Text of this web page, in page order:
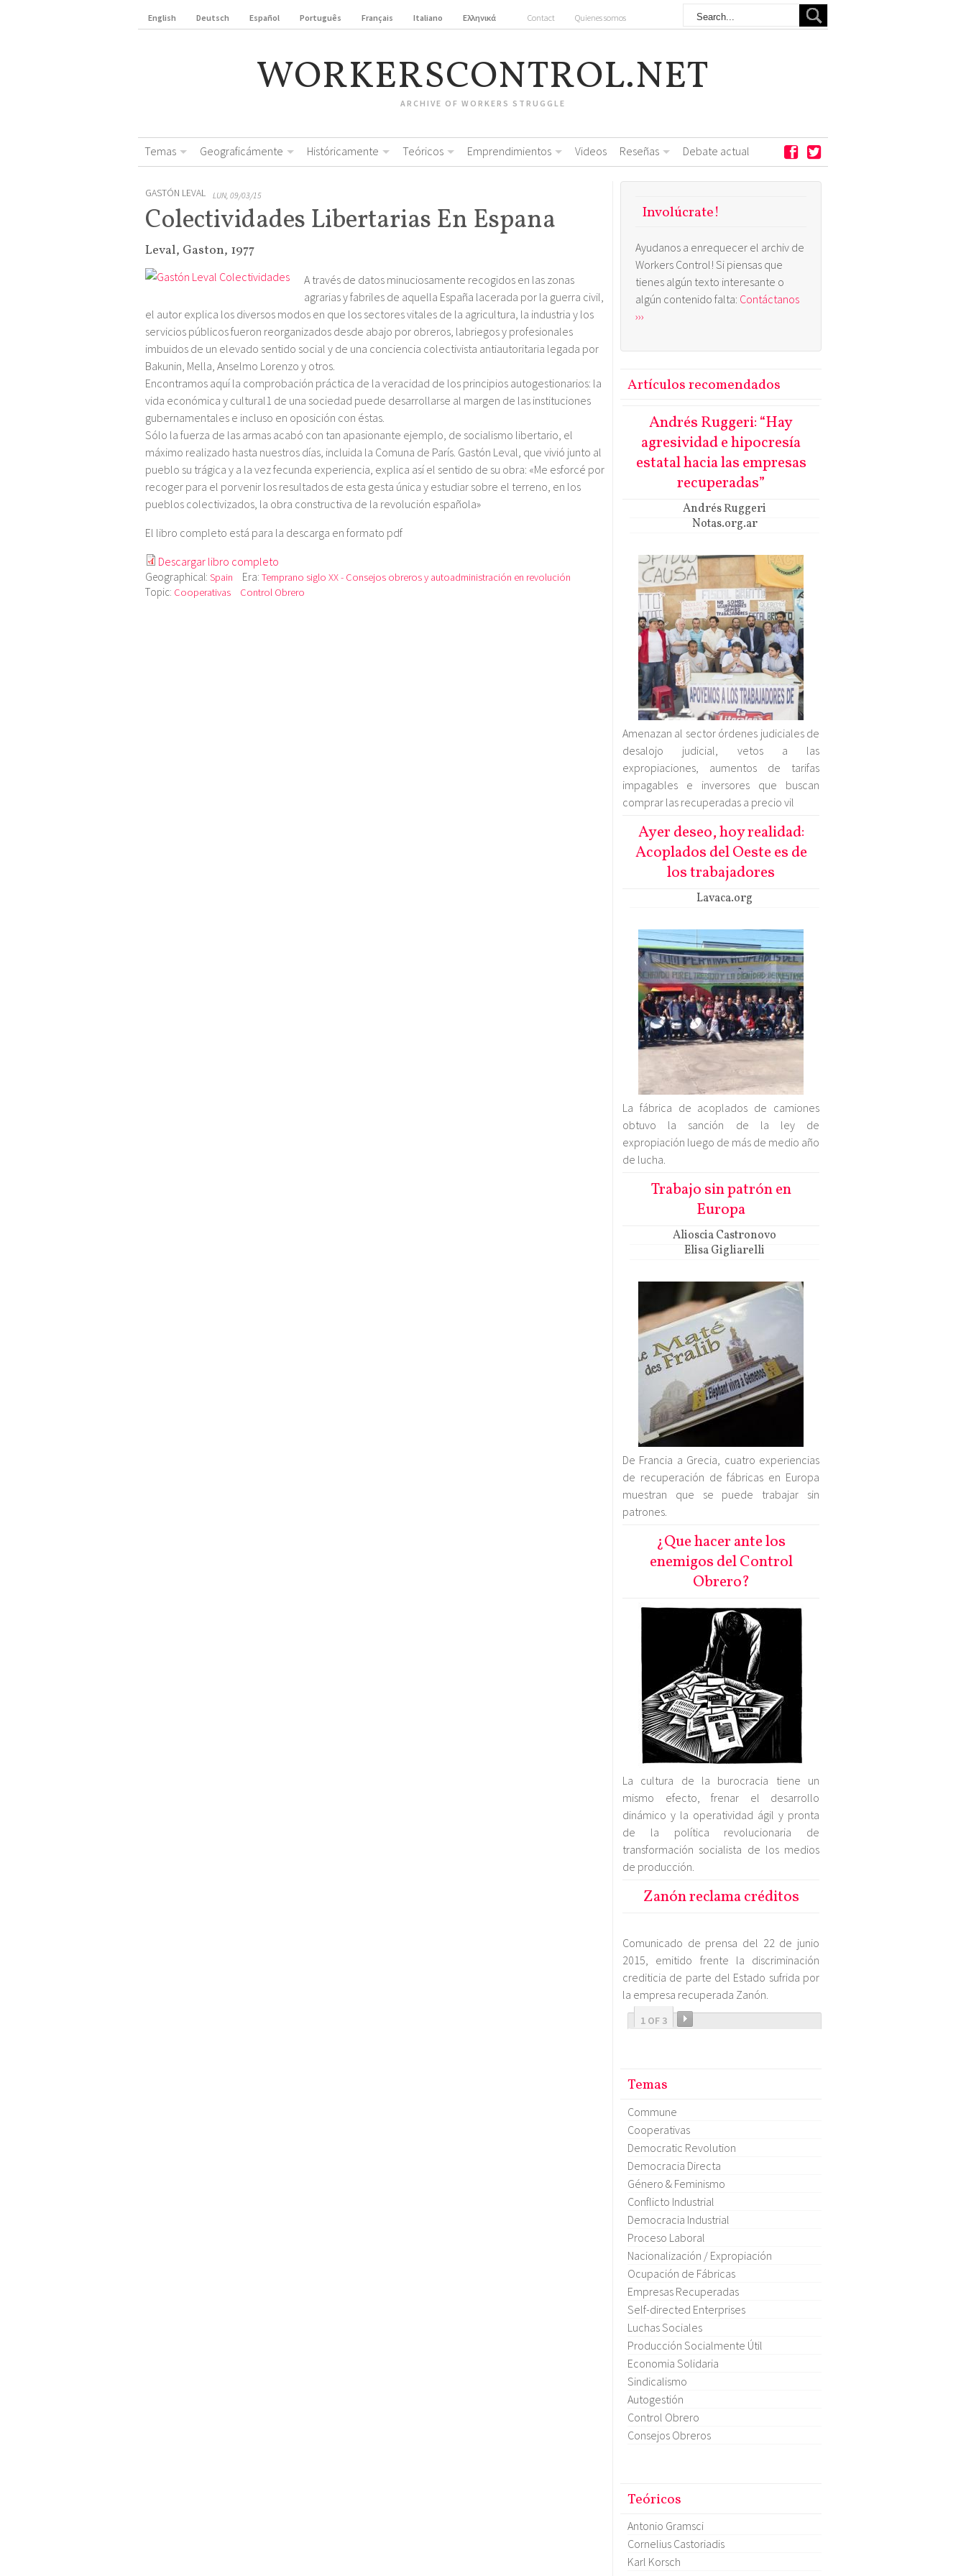
English Deutsch Español Português Français Italiano Ελληνικά Contact Quienes somos
WORKERSCONTROL.NET
ARCHIVE OF WORKERS STRUGGLE
Temas Geograficámente Históricamente Teóricos Emprendimientos Videos Reseñas Debate actual
GASTÓN LEVAL LUN, 09/03/15
Colectividades Libertarias En Espana
Leval, Gaston, 1977
A través de datos minuciosamente recogidos en las zonas
agrarias y fabriles de aquella España lacerada por la guerra civil,
el autor explica los diversos modos en que los sectores vitales de la agricultura, la industria y los
servicios públicos fueron reorganizados desde abajo por obreros, labriegos y profesionales
imbuidos de un elevado sentido social y de una conciencia colectivista antiautoritaria legada por
Bakunin, Mella, Anselmo Lorenzo y otros.
Encontramos aquí la comprobación práctica de la veracidad de los principios autogestionarios: la
vida económica y cultural1 de una sociedad puede desarrollarse al margen de las instituciones
gubernamentales e incluso en oposición con éstas.
Sólo la fuerza de las armas acabó con tan apasionante ejemplo, de socialismo libertario, el
máximo realizado hasta nuestros días, incluida la Comuna de París. Gastón Leval, que vivió junto al
pueblo su trágica y a la vez fecunda experiencia, explica así el sentido de su obra: «Me esforcé por
recoger para el porvenir los resultados de esta gesta única y estudiar sobre el terreno, en los
pueblos colectivizados, la obra constructiva de la revolución española»
El libro completo está para la descarga en formato pdf
Descargar libro completo
Geographical: Spain Era: Temprano siglo XX - Consejos obreros y autoadministración en revolución
Topic: Cooperativas Control Obrero
Involúcrate!
Ayudanos a enrequecer el archiv de
Workers Control! Si piensas que
tienes algún texto interesante o
algún contenido falta: Contáctanos
›››
Artículos recomendados
Andrés Ruggeri: “Hay
agresividad e hipocresía
estatal hacia las empresas
recuperadas”
Andrés Ruggeri
Notas.org.ar
Amenazan al sector órdenes judiciales de
desalojo judicial, vetos a las
expropiaciones, aumentos de tarifas
impagables e inversores que buscan
comprar las recuperadas a precio vil
Ayer deseo, hoy realidad:
Acoplados del Oeste es de
los trabajadores
Lavaca.org
La fábrica de acoplados de camiones
obtuvo la sanción de la ley de
expropiación luego de más de medio año
de lucha.
Trabajo sin patrón en
Europa
Alioscia Castronovo
Elisa Gigliarelli
De Francia a Grecia, cuatro experiencias
de recuperación de fábricas en Europa
muestran que se puede trabajar sin
patrones.
¿Que hacer ante los
enemigos del Control
Obrero?
La cultura de la burocracia tiene un
mismo efecto, frenar el desarrollo
dinámico y la operatividad ágil y pronta
de la política revolucionaria de
transformación socialista de los medios
de producción.
Zanón reclama créditos
Comunicado de prensa del 22 de junio
2015, emitido frente la discriminación
crediticia de parte del Estado sufrida por
la empresa recuperada Zanón.
1 OF 3
Temas
Commune
Cooperativas
Democratic Revolution
Democracia Directa
Género & Feminismo
Conflicto Industrial
Democracia Industrial
Proceso Laboral
Nacionalización / Expropiación
Ocupación de Fábricas
Empresas Recuperadas
Self-directed Enterprises
Luchas Sociales
Producción Socialmente Útil
Economia Solidaria
Sindicalismo
Autogestión
Control Obrero
Consejos Obreros
Teóricos
Antonio Gramsci
Cornelius Castoriadis
Karl Korsch